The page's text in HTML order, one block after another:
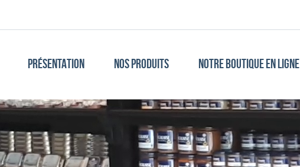
PRÉSENTATION NOS PRODUITS NOTRE BOUTIQUE EN LIGNE